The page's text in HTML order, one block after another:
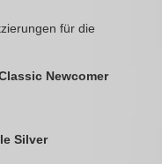
für die
Newcomer
Silver